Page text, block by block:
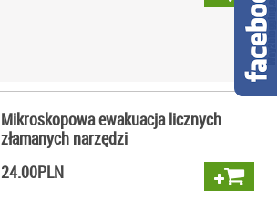
Mikroskopowa ewakuacja licznych
złamanych narzędzi
24.00PLN